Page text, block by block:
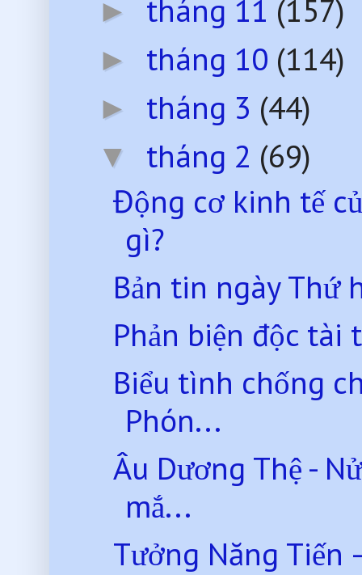
► tháng 11 (157)
► tháng 10 (114)
► tháng 3 (44)
▼ tháng 2 (69)
Động cơ kinh tế
gì?
Bản tin ngày Thứ
Phản biện độc
Biểu tình chống
Phón...
Âu Dương Thệ -
mắ...
Tưởng Năng Tiến